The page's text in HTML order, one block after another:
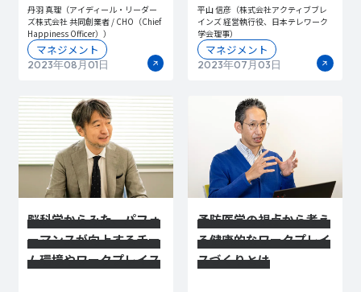
丹羽 真理（アイディール・リーダー
ズ株式会社 共同創業者 / CHO（Chief
Happiness Officer））
2023年08月01日
マネジメント
は
平山 信彦（株式会社アクティブブレ
インズ 経営執行役、日本テレワーク
学会理事）
2023年07月03日
マネジメント
脳科学からみた、パフォ
ーマンスが向上するチー
ム環境やワークプレイス
予防医学の視点から考え
る健康的なワークプレイ
スづくりとは